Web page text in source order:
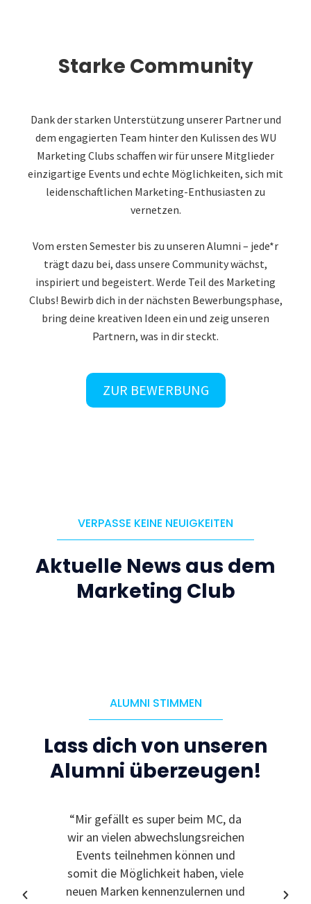
Starke Community
Dank der starken Unterstützung unserer Partner und
dem engagierten Team hinter den Kulissen des WU
Marketing Clubs schaffen wir für unsere Mitglieder
einzigartige Events und echte Möglichkeiten, sich mit
leidenschaftlichen Marketing-Enthusiasten zu
vernetzen.
Vom ersten Semester bis zu unseren Alumni – jede*r
trägt dazu bei, dass unsere Community wächst,
inspiriert und begeistert. Werde Teil des Marketing
Clubs! Bewirb dich in der nächsten Bewerbungsphase,
bring deine kreativen Ideen ein und zeig unseren
Partnern, was in dir steckt.
ZUR BEWERBUNG
VERPASSE KEINE NEUIGKEITEN
Aktuelle News aus dem
Marketing Club
ALUMNI STIMMEN
Lass dich von unseren
Alumni überzeugen!
“Mir gefällt es super beim MC, da
wir an vielen abwechslungsreichen
Events teilnehmen können und
somit die Möglichkeit haben, viele
neuen Marken kennenzulernen und